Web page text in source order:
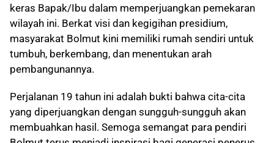
keras Bapak/Ibu dalam memperjuangkan pemekaran
wilayah ini. Berkat visi dan kegigihan presidium,
masyarakat Bolmut kini memiliki rumah sendiri untuk
tumbuh, berkembang, dan menentukan arah
pembangunannya.
Perjalanan 19 tahun ini adalah bukti bahwa cita-cita
yang diperjuangkan dengan sungguh-sungguh akan
membuahkan hasil. Semoga semangat para pendiri